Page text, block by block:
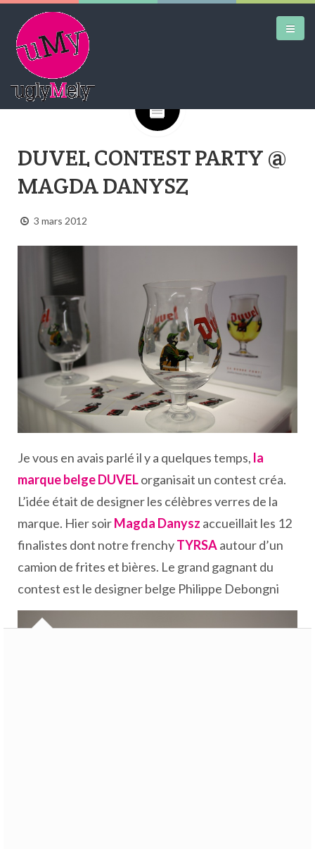
AIRTRAINERPEDIA
STREET ART
Google+
DUVEL CONTEST PARTY @
MAGDA DANYSZ
3 mars 2012
Je vous en avais parlé il y a quelques temps, la
marque belge DUVELorganisait un contest créa.
L’idée était de designer les célèbres verres de la
marque. Hier soirMagda Danysz accueillait les 12
finalistes dont notre frenchyTYRSAautour d’un
camion de frites et bières. Le grand gagnant du
contest est le designer belge Philippe Debongni